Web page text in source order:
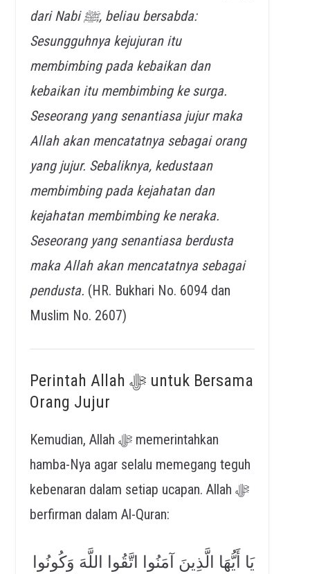
dari Nabi ﷺ, beliau bersabda:
Sesungguhnya kejujuran itu
membimbing pada kebaikan dan
kebaikan itu membimbing ke surga.
Seseorang yang senantiasa jujur maka
Allah akan mencatatnya sebagai orang
yang jujur. Sebaliknya, kedustaan
membimbing pada kejahatan dan
kejahatan membimbing ke neraka.
Seseorang yang senantiasa berdusta
maka Allah akan mencatatnya sebagai
pendusta. (HR. Bukhari No. 6094 dan
Muslim No. 2607)
Perintah Allah ﷻ untuk Bersama
Orang Jujur
Kemudian, Allah ﷻ memerintahkan
hamba-Nya agar selalu memegang teguh
kebenaran dalam setiap ucapan. Allah ﷻ
berfirman dalam Al-Quran:
يَا أَيُّهَا الَّذِينَ آمَنُوا اتَّقُوا اللَّهَ وَكُونُوا